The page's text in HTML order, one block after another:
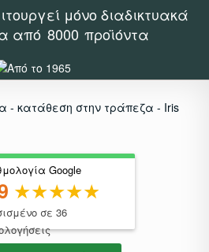
μόνο διαδικτυακά
από 8000 προϊόντα
Google
σε 36